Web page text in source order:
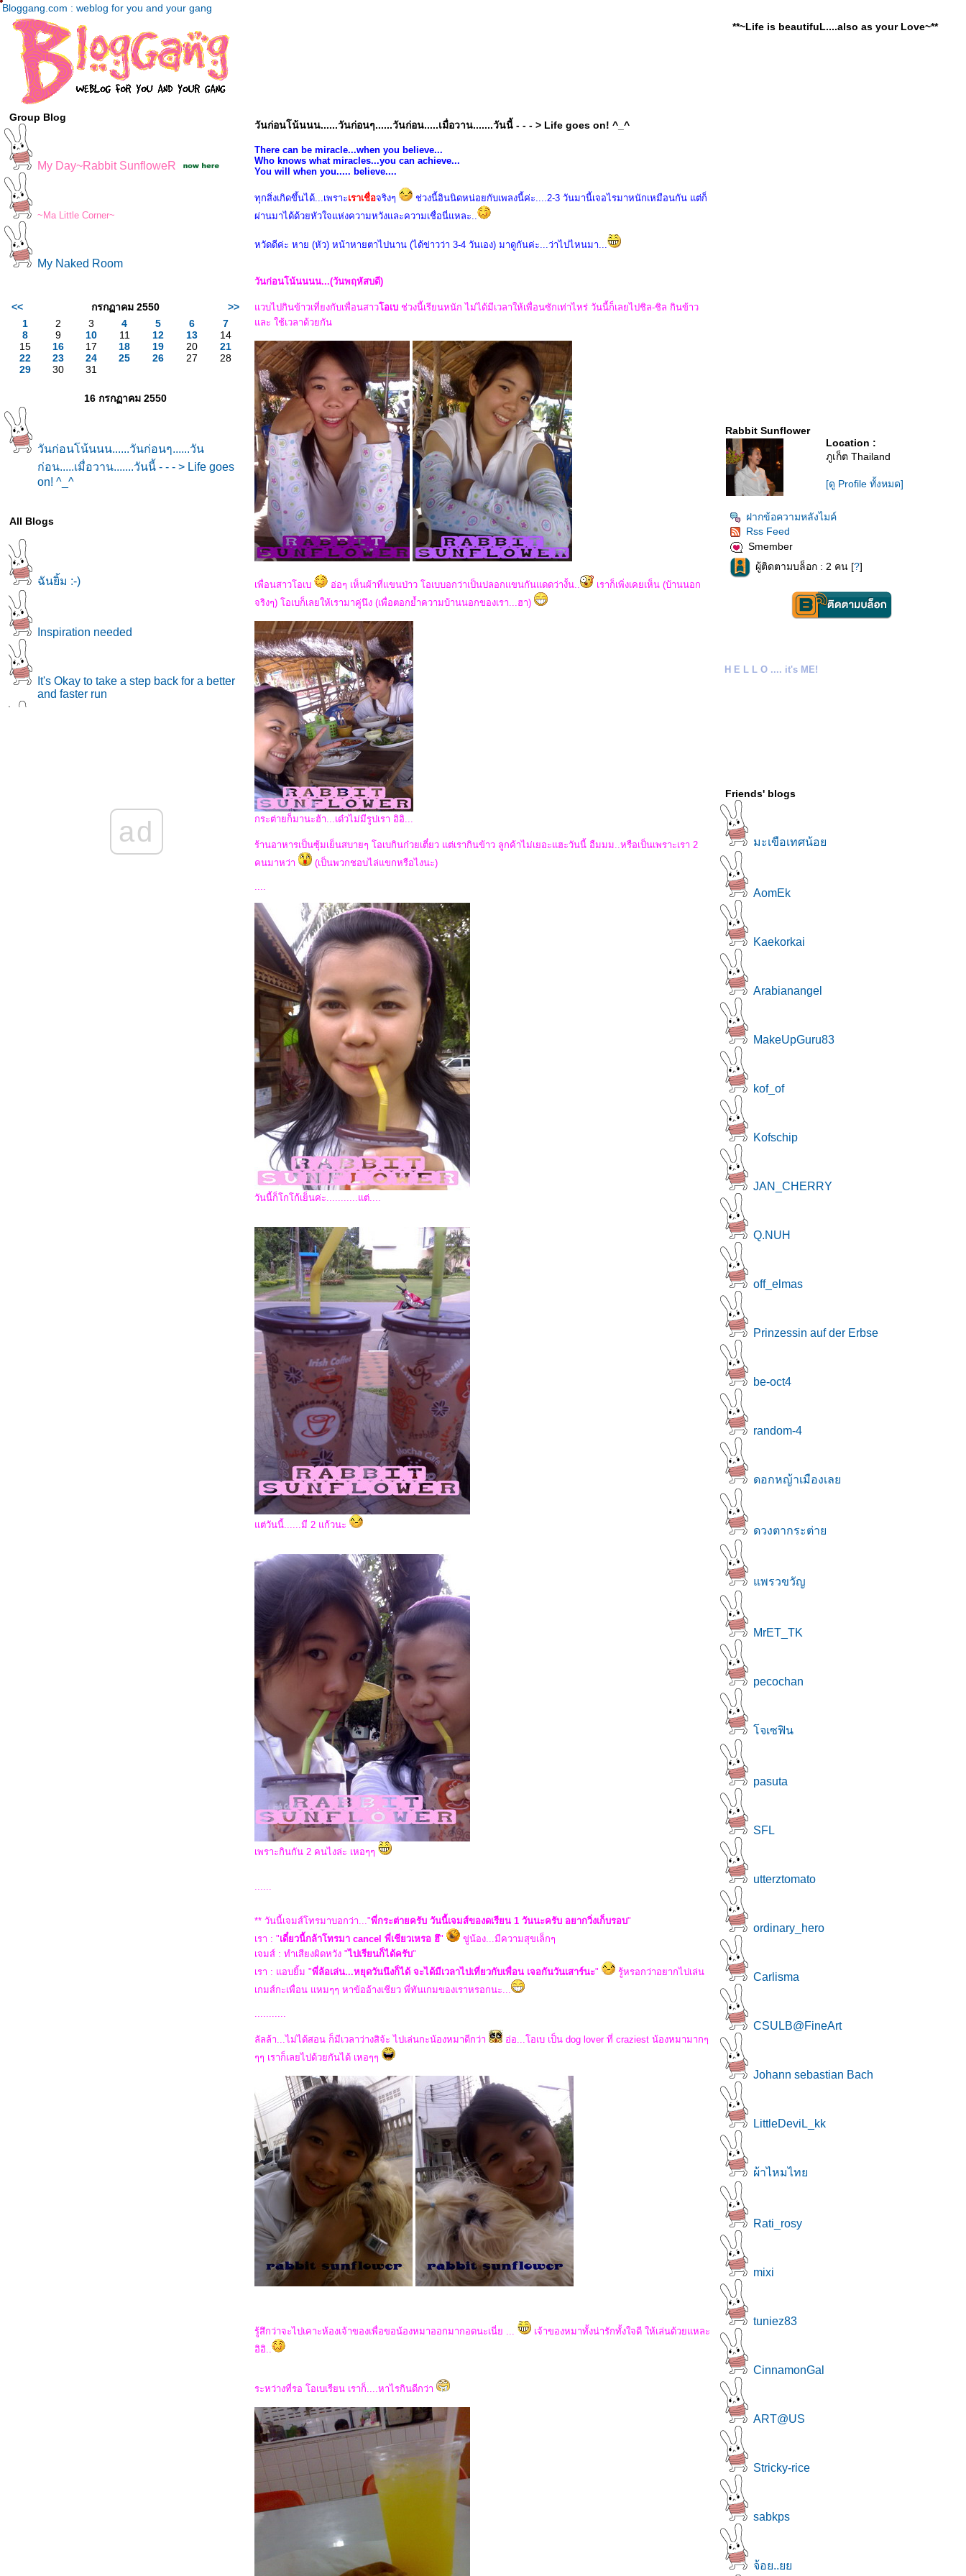
Bloggang.com : weblog for you and your gang
**~Life is beautifuL....also as your Love~**
Group Blog
My Day~Rabbit SunfloweR
~Ma Little Corner~
My Naked Room
<< กรกฏาคม 2550
>>
1
2 3 4 5 6
7
8
9 10 11 12 13
14
15
16 17 18 19 20
21
22
23 24 25 26 27
28
29
30 31
16 กรกฏาคม 2550
วันก่อนโน้นนน......วันก่อนๆ......วัน
ก่อน.....เมื่อวาน.......วันนี้ - - - > Life goes
on! ^_^
All Blogs
ฉันยิ้ม :-)
Inspiration needed
It's Okay to take a step back for a better
and faster run
Gimme a Little Peace in Mind
ad
วันก่อนโน้นนน......วันก่อนๆ......วันก่อน.....เมื่อวาน.......วันนี้ - - - > Life goes on! ^_^
There can be miracle...when you believe...
Who knows what miracles...you can achieve...
You will when you..... believe....
ทุกสิ่งเกิดขึ้นได้...เพราะเราเชื่อจริงๆ
ช่วงนี้อินนิดหน่อยกับเพลงนี้ค่ะ....2-3 วันมานี้เจอไรมาหนักเหมือนกัน แต่ก็
ผ่านมาได้ด้วยหัวใจแห่งความหวังและความเชื่อนี่แหละ..
หวัดดีค่ะ หาย (หัว) หน้าหายตาไปนาน (ได้ข่าวว่า 3-4 วันเอง) มาดูกันค่ะ...ว่าไปไหนมา...
วันก่อนโน้นนนน...(วันพฤหัสบดี)
วบไปกินข้าวเที่ยงกับเพื่อนสาวอเบ ช่วงนี้เรียนหนัก ไม่ได้มีเวลาให้เพื่อนซักเท่าไหร่ วันนี้ก็เลยไปชิล-ชิล กินข้าว
ละ ใช้เวลาด้วยกัน
เพื่อนสาวโอเบ อ่อๆ เห็นผ้าที่แขนป่าว โอเบบอกว่าเป็นปลอกแขนกันแดดว่างั้น..
เราก็เพิ่งเคยเห็น (บ้านนอก
จริงๆ) โอเบก็เลยให้เรามาคู่นึง (เพื่อตอกย้ำความบ้านนอกของเรา...ฮา)
กระต่ายก็มานะฮ้า...เด๋วไม่มีรูปเรา อิอิ...
ร้านอาหารเป็นซุ้มเย็นสบายๆ โอเบกินก๋วยเตี๋ยว แต่เรากินข้าว ลูกค้าไม่เยอะแฮะวันนี้ อืมมม..หรือเป็นเพราะเรา 2
คนมาหว่า
(เป็นพวกชอบไล่แขกหรือไงนะ)
....
วันนี้ก็โกโก้เย็นค่ะ...........แต่....
ต่วันนี้......มี 2 แก้วนะ
เพราะกินกัน 2 คนไงล่ะ เหอๆๆ
......
** วันนี้เจมส์โทรมาบอกว่า..."พี่กระต่ายครับ วันนี้เจมส์ของดเรียน 1 วันนะครับ อยากวิ่งเก็บรอบ"
เรา : "เดี๋ยวนี้กล้าโทรมา cancel พี่เชียวเหรอ ฮึ"
ขู่น้อง...มีความสุขเล็กๆ
เจมส์ : ทำเสียงผิดหวัง "ไปเรียนก็ได้ครับ"
เรา : แอบยิ้ม "พี่ล้อเล่น...หยุดวันนึงก็ได้ จะได้มีเวลาไปเที่ยวกับเพื่อน เจอกันวันเสาร์นะ"
รู้หรอกว่าอยากไปเล่น
เกมส์กะเพื่อน แหมๆๆ หาข้ออ้างเชียว พี่ทันเกมของเราหรอกนะ...
...........
ลัลล้า...ไม่ได้สอน ก็มีเวลาว่างสิจ้ะ ไปเล่นกะน้องหมาดีกว่า
อ่อ...โอเบ เป็น dog lover ที่ craziest น้องหมามากๆ
ๆๆ เราก็เลยไปด้วยกันได้ เหอๆๆ
รู้สึกว่าจะไปเคาะห้องเจ้าของเพื่อขอน้องหมาออกมากอดนะเนี่ย ...
เจ้าของหมาทั้งน่ารักทั้งใจดี ให้เล่นด้วยแหละ
อิอิ..
ระหว่างที่รอ โอเบเรียน เราก็....หาไรกินดีกว่า
Rabbit Sunflower
Location :
ภูเก็ต Thailand
[ดู Profile ทั้งหมด]
ฝากข้อความหลังไมค์
Rss Feed
Smember
ผู้ติดตามบล็อก : 2 คน [?]
H E L L O .... it's ME!
Friends' blogs
มะเขือเทศน้อ
AomEk
Kaekorkai
Arabianangel
MakeUpGuru83
kof_of
Kofschip
JAN_CHERRY
Q.NUH
off_elmas
Prinzessin auf der Erbse
be-oct4
random-4
ดอกหญ้าเมืองเล
ดวงตากระต่า
พรวขวัญ
MrET_TK
pecochan
จเซฟิน
pasuta
SFL
utterztomato
ordinary_hero
Carlisma
CSULB@FineArt
Johann sebastian Bach
LittleDeviL_kk
ผ้าไหมไท
Rati_rosy
mixi
tuniez83
CinnamonGal
ART@US
Stricky-rice
sabkps
จ้อย..